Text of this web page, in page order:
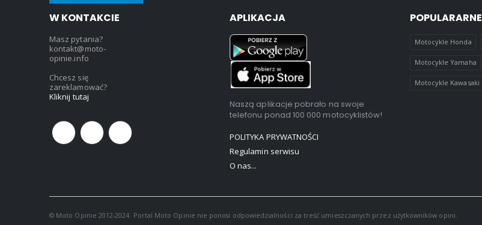
W KONTAKCIE
Masz pytania?
kontakt@moto-
opinie.info
Chcesz się
zareklamować?
Kliknij tutaj
APLIKACJA
Naszą aplikacje pobrało na swoje
telefonu ponad 100 000 motocyklistów!
POLITYKA PRYWATNOŚCI
Regulamin serwisu
O nas...
POPULARARNE
Motocykle Honda
Motocykle Yamaha
Motocykle Kawasaki
© Moto Opinie 2012-2024. Portal Moto Opinie nie ponosi odpowiedzialności za treść umieszczanych przez użytkowników opini.